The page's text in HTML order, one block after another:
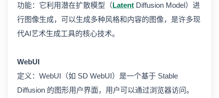
功能：它利用潜在扩散模型（Latent Diffusion Model）进
行图像生成，可以生成多种风格和内容的图像，是许多现
代AI艺术生成工具的核心技术。
WebUI
定义：WebUI（如 SD WebUI）是一个基于 Stable
Diffusion 的图形用户界面，用户可以通过浏览器访问。